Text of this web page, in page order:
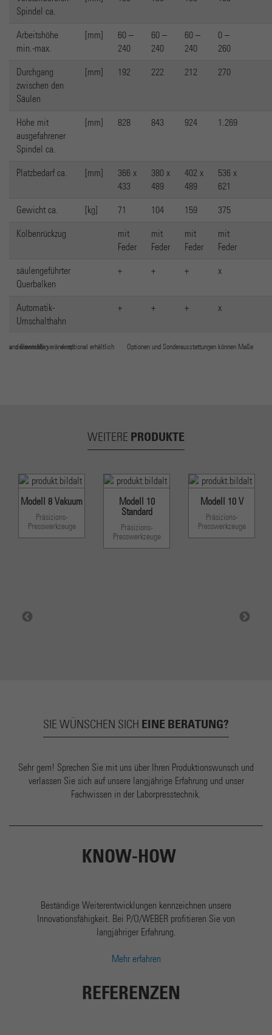
Spindel ca.
Arbeitshöhe
min.-max.
[mm]
60 –
240
60 –
240
60 –
240
0 –
260
Durchgang
zwischen den
Säulen
[mm] 192 222 212 270
Höhe mit
ausgefahrener
Spindel ca.
[mm] 828 843 924 1.269
Platzbedarf ca. [mm]
366 x
433
380 x
489
402 x
489
536 x
621
Gewicht ca. [kg] 71 104 159 375
Kolbenrückzug
mit
Feder
mit
Feder
mit
Feder
mit
Feder
säulengeführter
Querbalken
+ + + x
Automatik-
Umschalthahn
+ + + x
x serienmäßig + optional erhältlich Optionen und Sonderausstattungen können Maße und Gewichte verändern!
WEITERE PRODUKTE
Modell 8 Vakuum
Präsizions-
Presswerkzeuge
Modell 10
Standard
Präsizions-
Presswerkzeuge
Modell 10 V
Präsizions-
Presswerkzeuge
SIE WÜNSCHEN SICH EINE BERATUNG?
Sehr gern! Sprechen Sie mit uns über Ihren Produktionswunsch und
verlassen Sie sich auf unsere langjährige Erfahrung und unser
Fachwissen in der Laborpresstechnik.
KNOW-HOW
Beständige Weiterentwicklungen kennzeichnen unsere
Innovationsfähigkeit. Bei P/O/WEBER profitieren Sie von
langjähriger Erfahrung.
Mehr erfahren
REFERENZEN